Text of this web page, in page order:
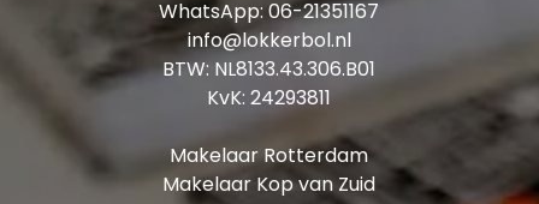
WhatsApp:06-21351167
info@lokkerbol.nl
BTW: NL8133.43.306.B01
KvK: 24293811
Makelaar Rotterdam
Makelaar Kop van Zuid